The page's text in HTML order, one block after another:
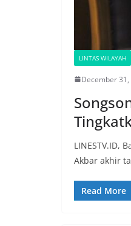
LINTAS WILAYAH
December
LINESTV.ID,
Akbar akhir
Read More